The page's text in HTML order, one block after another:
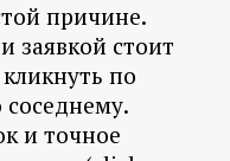
причине.
заявкой стоит
по
соседнему.
и точное